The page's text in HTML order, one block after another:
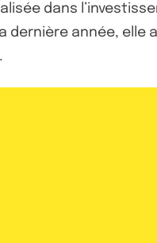
dans
année, elle
.